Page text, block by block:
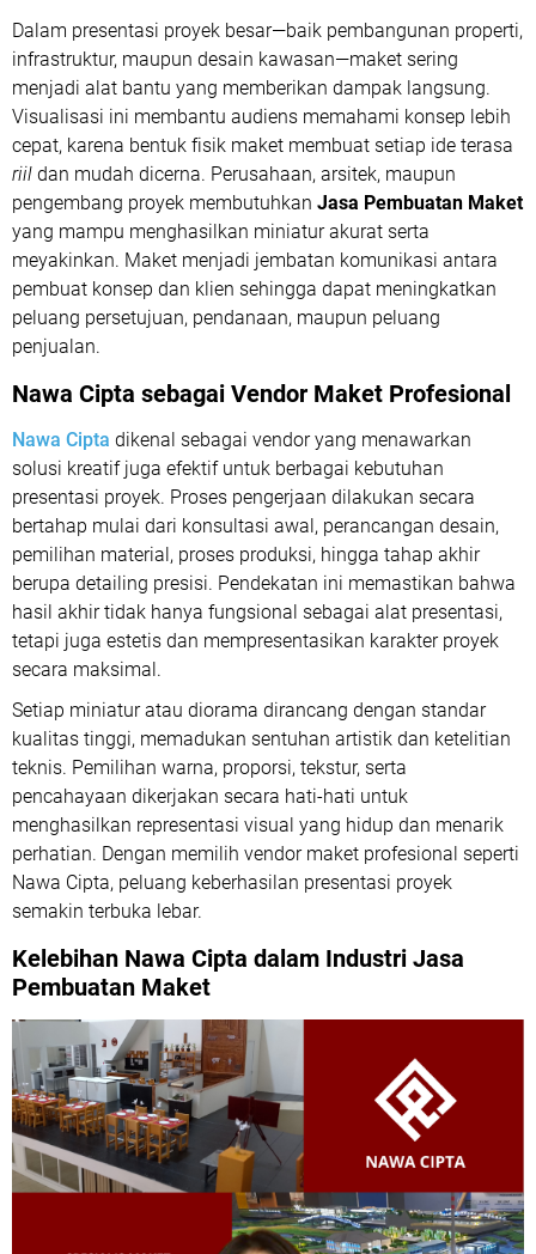
Dalam presentasi proyek besar—baik pembangunan properti,
infrastruktur, maupun desain kawasan—maket sering
menjadi alat bantu yang memberikan dampak langsung.
Visualisasi ini membantu audiens memahami konsep lebih
cepat, karena bentuk fisik maket membuat setiap ide terasa
riil dan mudah dicerna. Perusahaan, arsitek, maupun
pengembang proyek membutuhkan Jasa Pembuatan Maket
yang mampu menghasilkan miniatur akurat serta
meyakinkan. Maket menjadi jembatan komunikasi antara
pembuat konsep dan klien sehingga dapat meningkatkan
peluang persetujuan, pendanaan, maupun peluang
penjualan.
Nawa Cipta sebagai Vendor Maket Profesional
Nawa Cipta dikenal sebagai vendor yang menawarkan
solusi kreatif juga efektif untuk berbagai kebutuhan
presentasi proyek. Proses pengerjaan dilakukan secara
bertahap mulai dari konsultasi awal, perancangan desain,
pemilihan material, proses produksi, hingga tahap akhir
berupa detailing presisi. Pendekatan ini memastikan bahwa
hasil akhir tidak hanya fungsional sebagai alat presentasi,
tetapi juga estetis dan mempresentasikan karakter proyek
secara maksimal.
Setiap miniatur atau diorama dirancang dengan standar
kualitas tinggi, memadukan sentuhan artistik dan ketelitian
teknis. Pemilihan warna, proporsi, tekstur, serta
pencahayaan dikerjakan secara hati-hati untuk
menghasilkan representasi visual yang hidup dan menarik
perhatian. Dengan memilih vendor maket profesional seperti
Nawa Cipta, peluang keberhasilan presentasi proyek
semakin terbuka lebar.
Kelebihan Nawa Cipta dalam Industri Jasa
Pembuatan Maket